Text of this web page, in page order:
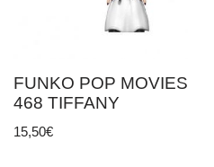
FUNKO POP MOVIES
468 TIFFANY
15,50€